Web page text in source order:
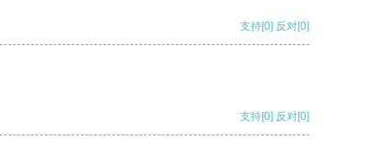
支持[0] 反对[0]
支持[0] 反对[0]